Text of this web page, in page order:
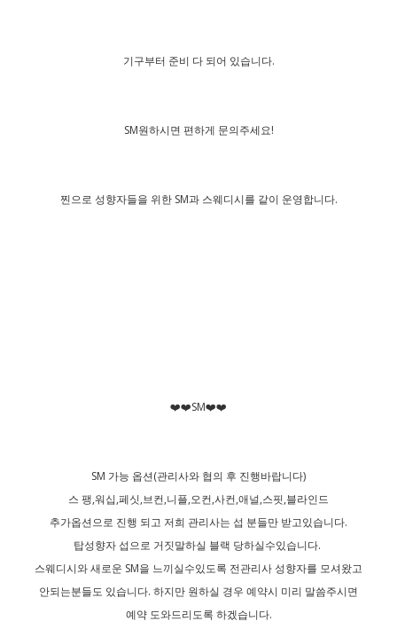
기구부터 준비 다 되어 있습니다.
SM원하시면 편하게 문의주세요!
찐으로 성향자들을 위한 SM과 스웨디시를 같이 운영합니다.
❤️❤️SM❤️❤️
SM 가능 옵션(관리사와 협의 후 진행바랍니다)
스 팽,워십,페싯,브컨,니플,오컨,사컨,애널,스핏,블라인드
추가옵션으로 진행 되고 저희 관리사는 섭 분들만 받고있습니다.
탑성향자 섭으로 거짓말하실 블랙 당하실수있습니다.
스웨디시와 새로운 SM을 느끼실수있도록 전관리사 성향자를 모셔왔고
안되는분들도 있습니다. 하지만 원하실 경우 예약시 미리 말씀주시면
예약 도와드리도록 하겠습니다.